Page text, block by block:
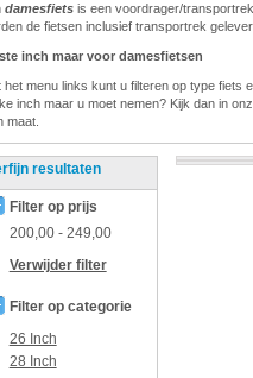
damesfiets is een voordrager/
de fietsen inclusief transportrek
inch maar voor damesfietsen
het menu links kunt u filteren op type fiets
inch maar u moet nemen? Kijk dan in
maat.
resultaten
Filter op prijs
200,00- 249,00
Verwijder filter
Filter op categorie
26 Inch
28 Inch